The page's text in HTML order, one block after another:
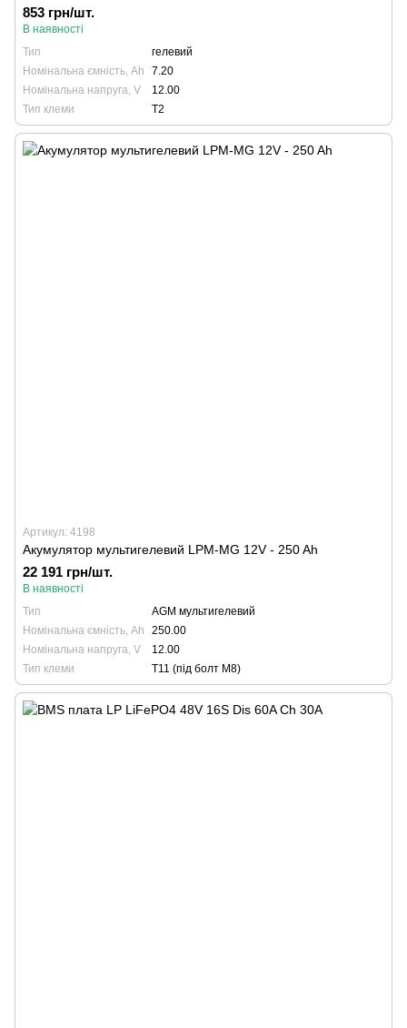
853 грн/шт.
В наявності
Тип
гелевий
Номінальна ємність, Ah
7.20
Номінальна напруга, V
12.00
Тип клеми
T2
Артикул: 4198
Акумулятор мультигелевий LPM-MG 12V - 250 Ah
22 191 грн/шт.
В наявності
Тип
AGM мультигелевий
Номінальна ємність, Ah
250.00
Номінальна напруга, V
12.00
Тип клеми
T11 (під болт М8)